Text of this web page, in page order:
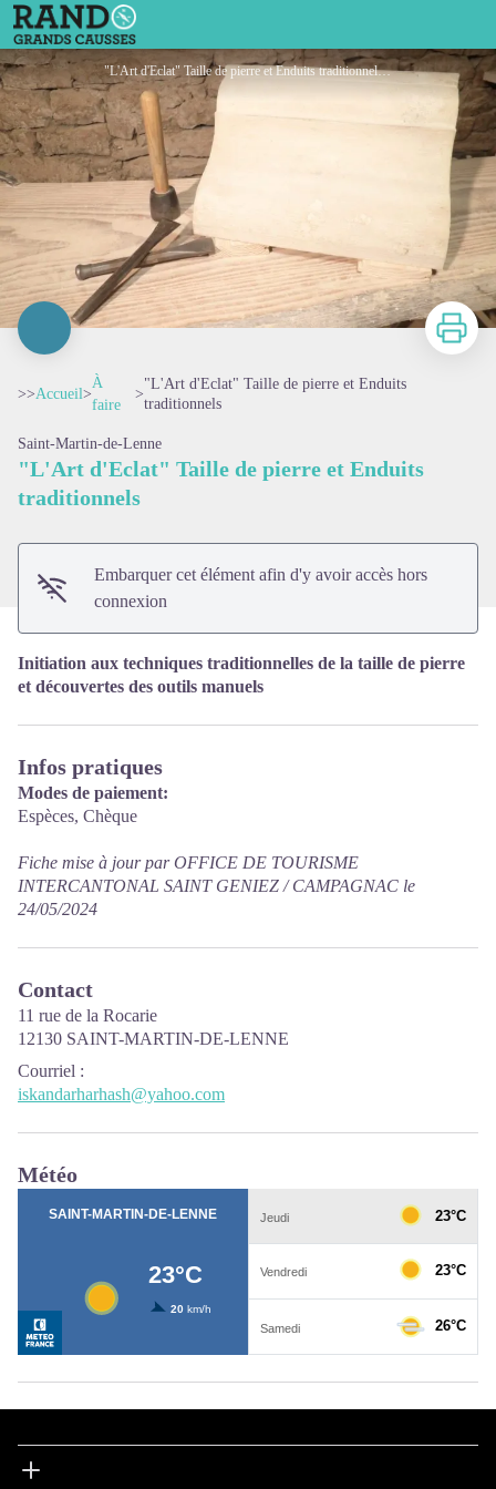
"L'Art d'Eclat" Taille de pierre et Enduits traditionnels
"L'Art d'Eclat" Taille de pierre et Enduits traditionnels - Office de Tourisme des Causses à l'Aubrac
Voir l'image en plein écran
Imprimer
>>Accueil>
À
faire
>
"L'Art d'Eclat" Taille de pierre et Enduits
traditionnels
Saint-Martin-de-Lenne
"L'Art d'Eclat" Taille de pierre et Enduits
traditionnels
Embarquer cet élément afin d'y avoir accès hors
connexion
Initiation aux techniques traditionnelles de la taille de pierre
et découvertes des outils manuels
Infos pratiques
Modes de paiement:
Espèces, Chèque
Fiche mise à jour par OFFICE DE TOURISME
INTERCANTONAL SAINT GENIEZ / CAMPAGNAC le
24/05/2024
Contact
11 rue de la Rocarie
12130 SAINT-MARTIN-DE-LENNE
Courriel :
iskandarharhash@yahoo.com
Météo